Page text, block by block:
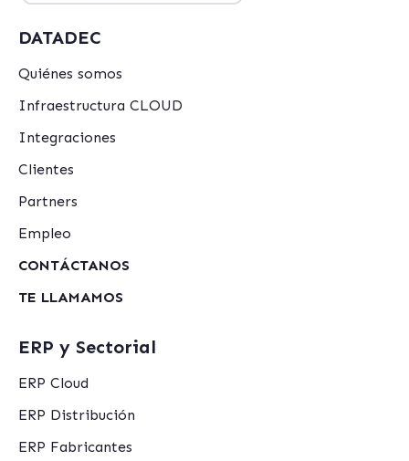
DATADEC
Quiénes somos
Infraestructura CLOUD
Integraciones
Clientes
Partners
Empleo
CONTÁCTANOS
TE LLAMAMOS
ERP y Sectorial
ERP Cloud
ERP Distribución
ERP Fabricantes